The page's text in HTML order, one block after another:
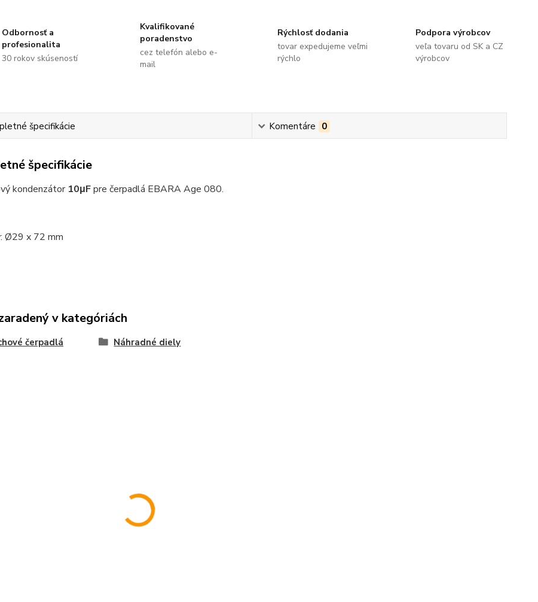
Odbornosť a
profesionalita
30 rokov skúseností
Kvalifikované
poradenstvo
cez telefón alebo e-
mail
Rýchlosť dodania
tovar expedujeme veľmi
rýchlo
Podpora výrobcov
veľa tovaru od SK a CZ
výrobcov
špecifikácie Komentáre 0
špecifikácie
kondenzátor 10μFpre čerpadlá EBARA Age 080.
Ø29 x 72 mm
v kategóriách
čerpadlá Náhradné diely